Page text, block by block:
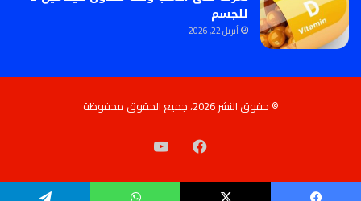
للجسم
أبريل 22, 2026
© حقوق النشر 2026، جميع الحقوق محفوظة
فيسبوك‫YouTube